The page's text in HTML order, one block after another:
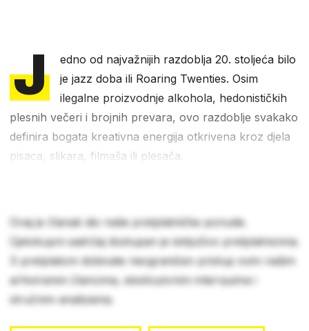
J
edno od najvažnijih razdoblja 20. stoljeća bilo
je jazz doba ili Roaring Twenties. Osim
ilegalne proizvodnje alkohola, hedonističkih
plesnih večeri i brojnih prevara, ovo razdoblje svakako
definira bogata kreativna energija otkrivena kroz djela
pisaca, slikara, filmaša ili plesača.
Ovaj je članak dio naše pretplatničke ponude.
Cjelokupni sadržaj dostupan je isključivo pretplatnicima.
S pretplatom dobivate neograničen pristup svim našim
arhiviranim člancima, ekskluzivnim intervjuima i
stručnim analizama.